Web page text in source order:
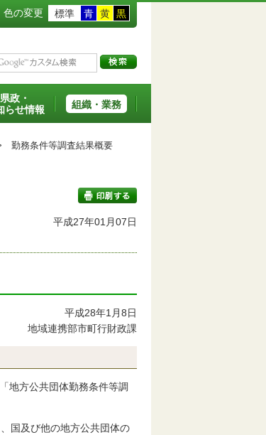
色の変更 標準 青 黄 黒
県政・
らせ情報
組織・業務
勤務条件等調査結果概要
印刷する
平成27年01月07日
平成28年1月8日
地域連携部市町行財政課
地方公共団体勤務条件等調
国及び他の地方公共団体の